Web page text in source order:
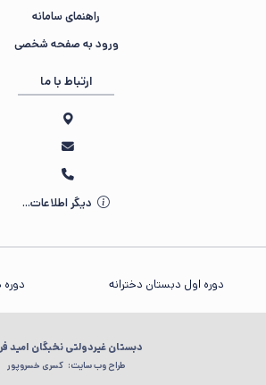
راهنمای سامانه
ورود به صفحه شخصی
ارتباط با ما
دیگر اطلاعات...
دوره اول دبستان دخترانه
دبستان غیردولتی نخبگان امید
طراح وب سایت: کسری خسروپور